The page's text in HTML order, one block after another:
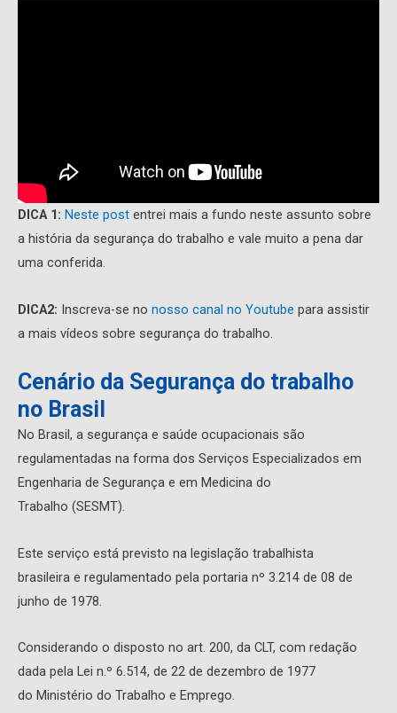
DICA 1: Neste post entrei mais a fundo neste assunto sobre
a história da segurança do trabalho e vale muito a pena dar
uma conferida.
DICA2: Inscreva-se no nosso canal no Youtube para assistir
a mais vídeos sobre segurança do trabalho.
Cenário da Segurança do trabalho
no Brasil
No Brasil, a segurança e saúde ocupacionais são
regulamentadas na forma dos Serviços Especializados em
Engenharia de Segurança e em Medicina do
Trabalho (SESMT).
Este serviço está previsto na legislação trabalhista
brasileira e regulamentado pela portaria nº 3.214 de 08 de
junho de 1978.
Considerando o disposto no art. 200, da CLT, com redação
dada pela Lei n.º 6.514, de 22 de dezembro de 1977
do Ministério do Trabalho e Emprego.